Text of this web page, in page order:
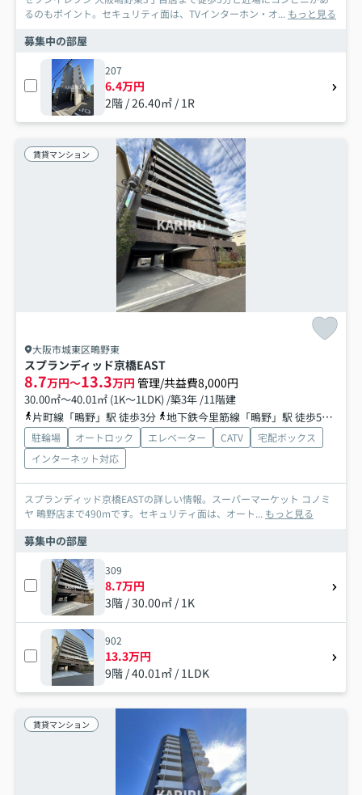
るのもポイント。セキュリティ面は、TVインターホン・オ... もっと見る
募集中の部屋
207
6.4万円
2階 / 26.40㎡ / 1R
賃貸マンション
大阪市城東区鴫野東
スプランディッド京橋EAST
8.7万円～13.3万円 管理/共益費8,000円
30.00㎡～40.01㎡ (1K～1LDK) /築3年 /11階建
片町線「鴫野」駅 徒歩3分
地下鉄今里筋線「鴫野」駅 徒歩5分
駐輪場 オートロック エレベーター CATV
宅配ボックス
インターネット対応
スプランディッド京橋EASTの詳しい情報。スーパーマーケット コノミ
ヤ 鴫野店まで490mです。セキュリティ面は、オート... もっと見る
募集中の部屋
309
8.7万円
3階 / 30.00㎡ / 1K
902
13.3万円
9階 / 40.01㎡ / 1LDK
賃貸マンション